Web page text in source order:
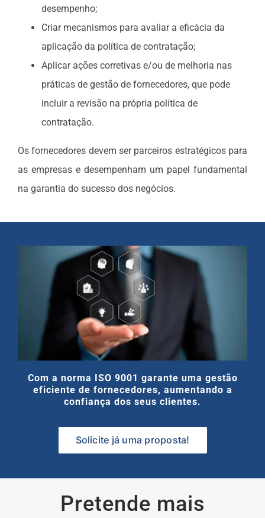
desempenho;
Criar mecanismos para avaliar a eficácia da
aplicação da política de contratação;
Aplicar ações corretivas e/ou de melhoria nas
práticas de gestão de fornecedores, que pode
incluir a revisão na própria política de
contratação.
Os fornecedores devem ser parceiros estratégicos para
as empresas e desempenham um papel fundamental
na garantia do sucesso dos negócios.
Com a norma ISO 9001 garante uma gestão
eficiente de fornecedores, aumentando a
confiança dos seus clientes.
Solicite já uma proposta!
Pretende mais